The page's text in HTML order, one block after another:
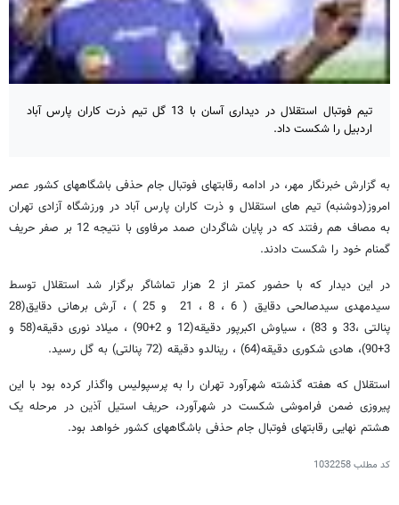
تیم فوتبال استقلال در دیداری آسان با 13 گل تیم ذرت کاران پارس آباد
اردبیل را شکست داد.
به گزارش خبرنگار مهر، در ادامه رقابتهای فوتبال جام حذفی باشگاههای کشور عصر
امروز(دوشنبه) تیم های استقلال و ذرت کاران پارس آباد در ورزشگاه آزادی تهران
به مصاف هم رفتند که در پایان شاگردان صمد مرفاوی با نتیجه 12 بر صفر حریف
گمنام خود را شکست دادند.
در این دیدار که با حضور کمتر از 2 هزار تماشاگر برگزار شد استقلال توسط
سیدمهدی سیدصالحی دقایق ( 6 ، 8 ، 21 و 25 ) ، آرش برهانی دقایق(28
پنالتی ،33 و 83) ، سیاوش اکبرپور دقیقه(12 و 2+90) ، میلاد نوری دقیقه(58 و
3+90)، هادی شکوری دقیقه(64) ، رینالدو دقیقه (72 پنالتی) به گل رسید.
استقلال که هفته گذشته شهرآورد تهران را به پرسپولیس واگذار کرده بود با این
پیروزی ضمن فراموشی شکست در شهرآورد، حریف استیل آذین در مرحله یک
هشتم نهایی رقابتهای فوتبال جام حذفی باشگاههای کشور خواهد بود.
کد مطلب1032258